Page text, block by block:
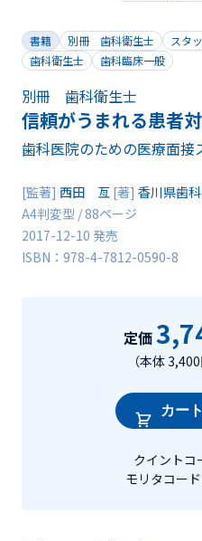
書籍 別冊 歯科衛生士 スタ
歯科衛生士
歯科臨床一般
別冊 歯科衛生士
信頼がうまれる患者
歯科医院のための医療面接
[監著] 西田 亙 [著] 香川県歯
A4判変型 / 88ページ
2017-12-10 発売
ISBN：978-4-7812-0590-8
定価
（本体
カー
クイントコ
モリタコー